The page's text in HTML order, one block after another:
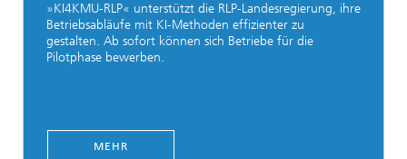
»KI4KMU-RLP« unterstützt die RLP-Landesregierung, ihre
Betriebsabläufe mit KI-Methoden effizienter zu
gestalten. Ab sofort können sich Betriebe für die
Pilotphase bewerben.
MEHR